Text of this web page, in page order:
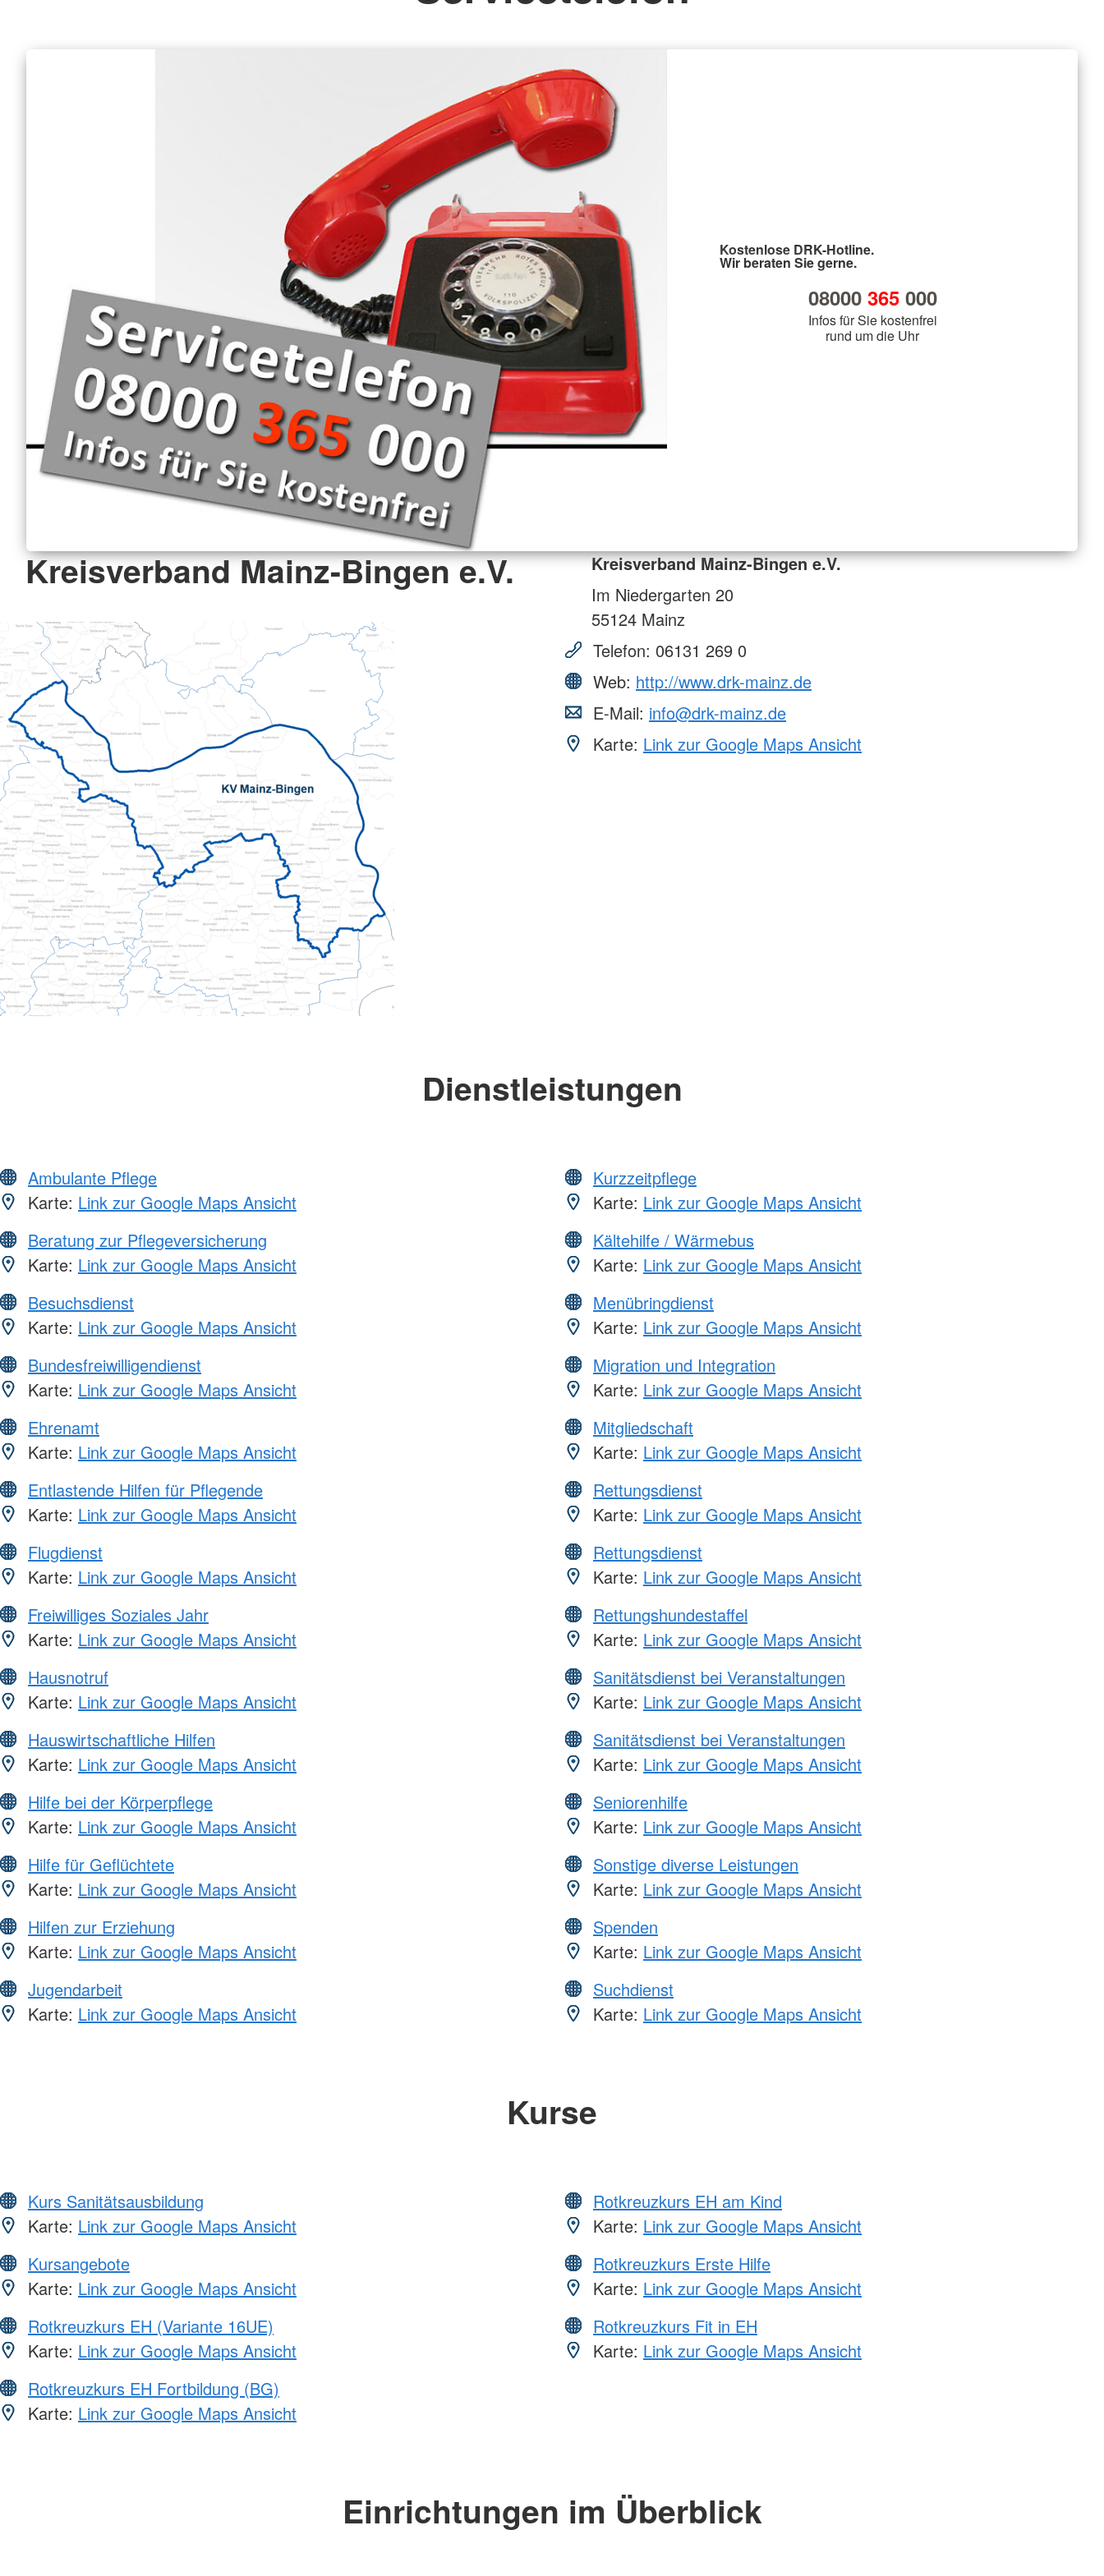
Kostenlose DRK-Hotline.
Wir beraten Sie gerne.
08000 365000
Infos für Sie kostenfrei
rund um die Uhr
Kreisverband Mainz-Bingen e.V.
Kreisverband Mainz-Bingen e.V.
Im Niedergarten 20
55124 Mainz
Telefon: 06131 269 0
Web: http://www.drk-mainz.de
E-Mail: info@drk-mainz.de
Karte: Link zur Google Maps Ansicht
Dienstleistungen
Ambulante Pflege
Karte: Link zur Google Maps Ansicht
Beratung zur Pflegeversicherung
Karte: Link zur Google Maps Ansicht
Besuchsdienst
Karte: Link zur Google Maps Ansicht
Bundesfreiwilligendienst
Karte: Link zur Google Maps Ansicht
Ehrenamt
Karte: Link zur Google Maps Ansicht
Entlastende Hilfen für Pflegende
Karte: Link zur Google Maps Ansicht
Flugdienst
Karte: Link zur Google Maps Ansicht
Freiwilliges Soziales Jahr
Karte: Link zur Google Maps Ansicht
Hausnotruf
Karte: Link zur Google Maps Ansicht
Hauswirtschaftliche Hilfen
Karte: Link zur Google Maps Ansicht
Hilfe bei der Körperpflege
Karte: Link zur Google Maps Ansicht
Hilfe für Geflüchtete
Karte: Link zur Google Maps Ansicht
Hilfen zur Erziehung
Karte: Link zur Google Maps Ansicht
Jugendarbeit
Karte: Link zur Google Maps Ansicht
Kurzzeitpflege
Karte: Link zur Google Maps Ansicht
Kältehilfe / Wärmebus
Karte: Link zur Google Maps Ansicht
Menübringdienst
Karte: Link zur Google Maps Ansicht
Migration und Integration
Karte: Link zur Google Maps Ansicht
Mitgliedschaft
Karte: Link zur Google Maps Ansicht
Rettungsdienst
Karte: Link zur Google Maps Ansicht
Rettungsdienst
Karte: Link zur Google Maps Ansicht
Rettungshundestaffel
Karte: Link zur Google Maps Ansicht
Sanitätsdienst bei Veranstaltungen
Karte: Link zur Google Maps Ansicht
Sanitätsdienst bei Veranstaltungen
Karte: Link zur Google Maps Ansicht
Seniorenhilfe
Karte: Link zur Google Maps Ansicht
Sonstige diverse Leistungen
Karte: Link zur Google Maps Ansicht
Spenden
Karte: Link zur Google Maps Ansicht
Suchdienst
Karte: Link zur Google Maps Ansicht
Kurse
Kurs Sanitätsausbildung
Karte: Link zur Google Maps Ansicht
Kursangebote
Karte: Link zur Google Maps Ansicht
Rotkreuzkurs EH (Variante 16UE)
Karte: Link zur Google Maps Ansicht
Rotkreuzkurs EH Fortbildung (BG)
Karte: Link zur Google Maps Ansicht
Rotkreuzkurs EH am Kind
Karte: Link zur Google Maps Ansicht
Rotkreuzkurs Erste Hilfe
Karte: Link zur Google Maps Ansicht
Rotkreuzkurs Fit in EH
Karte: Link zur Google Maps Ansicht
Einrichtungen im Überblick